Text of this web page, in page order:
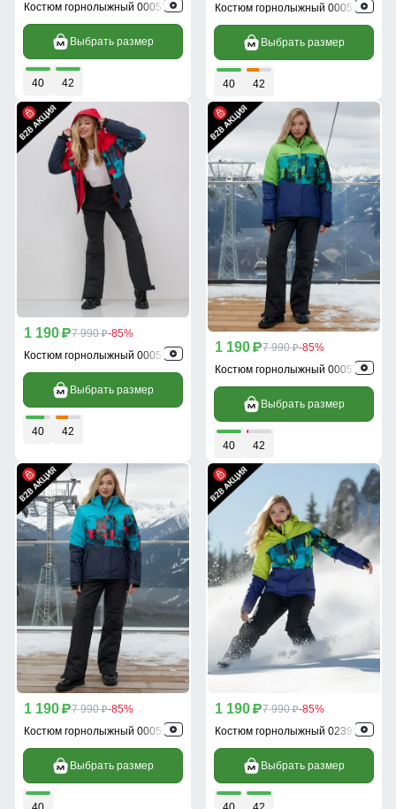
Костюм горнолыжный 0005Sl
Выбрать размер
40 42
Костюм горнолыжный 0005R
Выбрать размер
40 42
1 190 p7 990 p-85%
Костюм горнолыжный 0005Kr
Выбрать размер
40 42
1 190 p7 990 p-85%
Костюм горнолыжный 0005Z
Выбрать размер
40 42
1 190 p7 990 p-85%
Костюм горнолыжный 0005Br
Выбрать размер
1 190 p7 990 p-85%
Костюм горнолыжный 02395Sl
Выбрать размер